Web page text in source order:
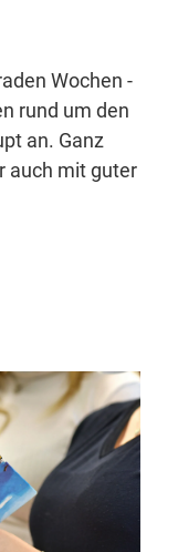
Wochen -
rund um den
an. Ganz
auch mit guter